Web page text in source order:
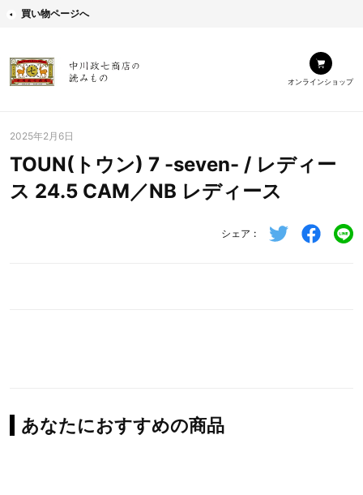
買い物ページへ
オンラインショップ
2025年2月6日
TOUN(トウン) 7 -seven- / レディー
ス 24.5 CAM／NB レディース
シェア
あなたにおすすめの商品